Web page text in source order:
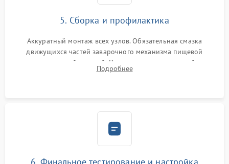
5. Сборка и профилактика
Аккуратный монтаж всех узлов. Обязательная смазка
движущихся частей заварочного механизма пищевой
силиконовой смазкой. Проведение программной
декальцинации и очистки системы от кофейных масел.
Подробнее